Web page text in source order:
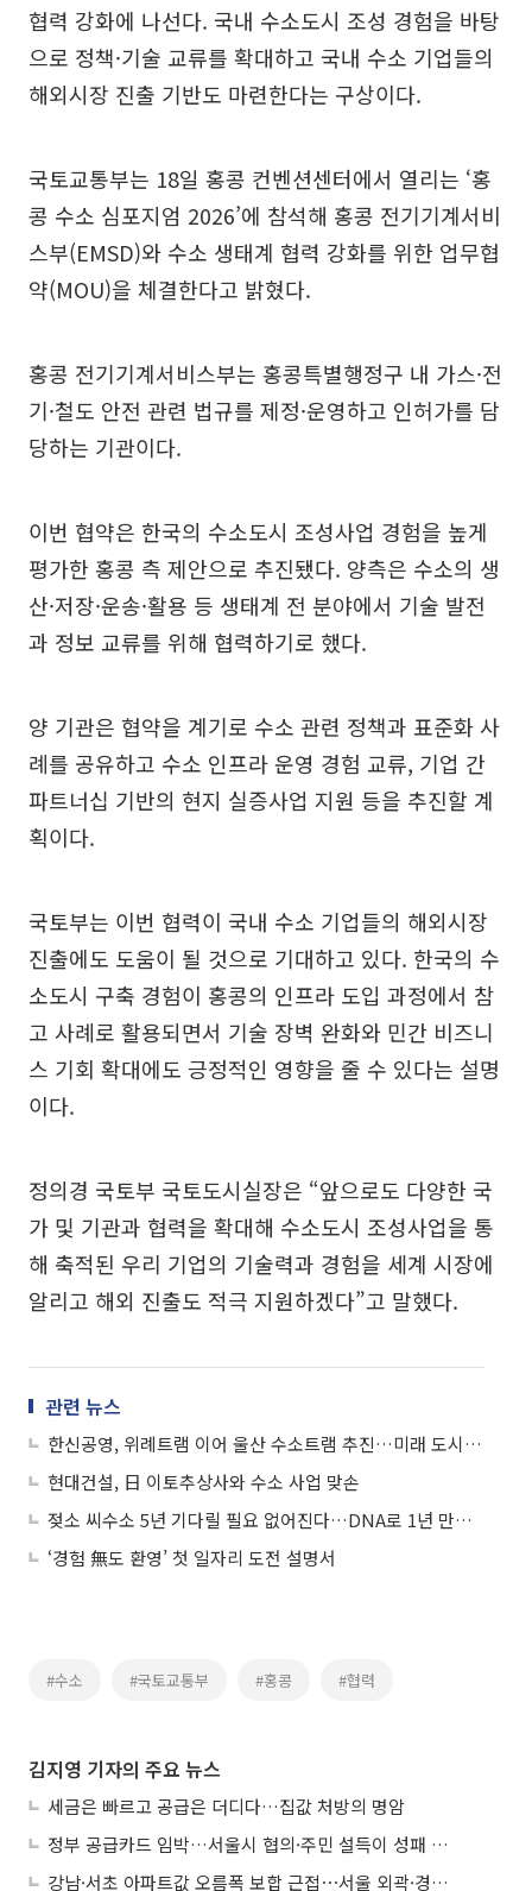
협력 강화에 나선다. 국내 수소도시 조성 경험을 바탕
으로 정책·기술 교류를 확대하고 국내 수소 기업들의
해외시장 진출 기반도 마련한다는 구상이다.
국토교통부는 18일 홍콩 컨벤션센터에서 열리는 ‘홍
콩 수소 심포지엄 2026’에 참석해 홍콩 전기기계서비
스부(EMSD)와 수소 생태계 협력 강화를 위한 업무협
약(MOU)을 체결한다고 밝혔다.
홍콩 전기기계서비스부는 홍콩특별행정구 내 가스·전
기·철도 안전 관련 법규를 제정·운영하고 인허가를 담
당하는 기관이다.
이번 협약은 한국의 수소도시 조성사업 경험을 높게
평가한 홍콩 측 제안으로 추진됐다. 양측은 수소의 생
산·저장·운송·활용 등 생태계 전 분야에서 기술 발전
과 정보 교류를 위해 협력하기로 했다.
양 기관은 협약을 계기로 수소 관련 정책과 표준화 사
례를 공유하고 수소 인프라 운영 경험 교류, 기업 간
파트너십 기반의 현지 실증사업 지원 등을 추진할 계
획이다.
국토부는 이번 협력이 국내 수소 기업들의 해외시장
진출에도 도움이 될 것으로 기대하고 있다. 한국의 수
소도시 구축 경험이 홍콩의 인프라 도입 과정에서 참
고 사례로 활용되면서 기술 장벽 완화와 민간 비즈니
스 기회 확대에도 긍정적인 영향을 줄 수 있다는 설명
이다.
정의경 국토부 국토도시실장은 “앞으로도 다양한 국
가 및 기관과 협력을 확대해 수소도시 조성사업을 통
해 축적된 우리 기업의 기술력과 경험을 세계 시장에
알리고 해외 진출도 적극 지원하겠다”고 말했다.
관련 뉴스
한신공영, 위례트램 이어 울산 수소트램 추진…미래 도시철도 시장 공략
현대건설, 日 이토추상사와 수소 사업 맞손
젖소 씨수소 5년 기다릴 필요 없어진다…DNA로 1년 만에 선발
‘경험 無도 환영’ 첫 일자리 도전 설명서
#수소 #국토교통부 #홍콩 #협력
김지영 기자의 주요 뉴스
세금은 빠르고 공급은 더디다…집값 처방의 명암
정부 공급카드 임박…서울시 협의·주민 설득이 성패 가른다
강남·서초 아파트값 오름폭 보합 근접⋯서울 외곽·경기 남부 중심 매수세